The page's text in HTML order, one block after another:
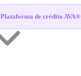
Plataforma de crédito AVA®